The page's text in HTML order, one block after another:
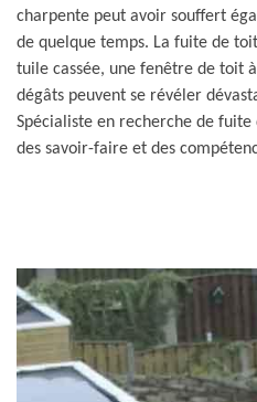
charpente peut avoir souffert
de quelque temps. La fuite de
tuile cassée, une fenêtre de toit
dégâts peuvent se révéler
Spécialiste en recherche de fuite
des savoir-faire et des